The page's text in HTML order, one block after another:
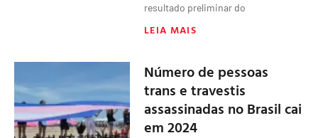
resultado preliminar do
LEIA MAIS
Número de pessoas
trans e travestis
assassinadas no Brasil cai
em 2024